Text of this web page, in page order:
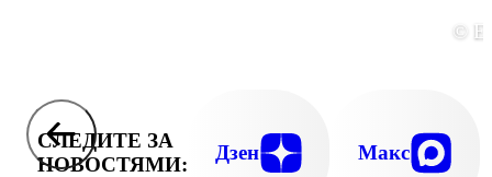
©
СЛЕДИТЕ ЗА
НОВОСТЯМИ:
Дзен Макс